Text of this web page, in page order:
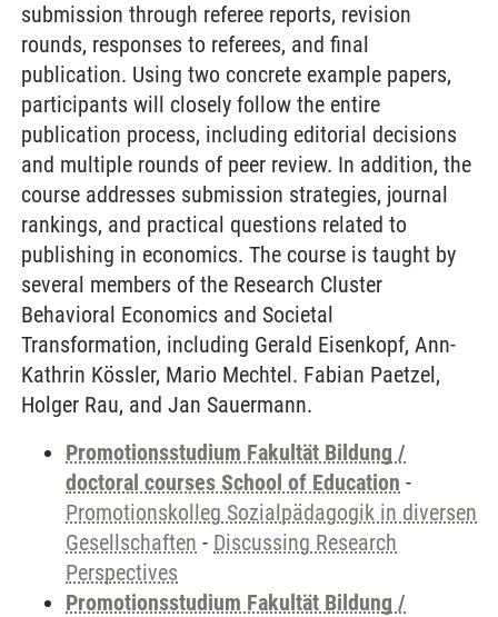
submission through referee reports, revision
rounds, responses to referees, and final
publication. Using two concrete example papers,
participants will closely follow the entire
publication process, including editorial decisions
and multiple rounds of peer review. In addition, the
course addresses submission strategies, journal
rankings, and practical questions related to
publishing in economics. The course is taught by
several members of the Research Cluster
Behavioral Economics and Societal
Transformation, including Gerald Eisenkopf, Ann-
Kathrin Kössler, Mario Mechtel. Fabian Paetzel,
Holger Rau, and Jan Sauermann.
Promotionsstudium Fakultät Bildung /
doctoral courses School of Education -
Promotionskolleg Sozialpädagogik in diversen
Gesellschaften - Discussing Research
Perspectives
Promotionsstudium Fakultät Bildung /